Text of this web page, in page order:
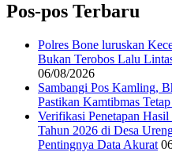
Pos-pos Terbaru
Polres Bone luruskan
Bukan Terobos Lalu
06/08/2026
Sambangi Pos Kamling,
Pastikan Kamtibmas
Verifikasi Penetapan
Tahun 2026 di Desa
Pentingnya Data Akurat